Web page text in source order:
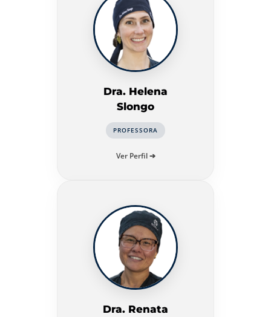
Dra. Helena
Slongo
PROFESSORA
Ver Perfil ➔
Dra. Renata